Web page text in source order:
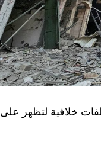
خلافية لتظهر على